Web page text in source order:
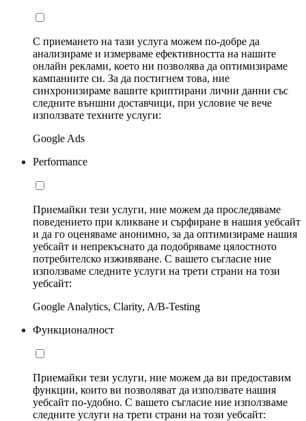
С приемането на тази услуга можем по-добре да
анализираме и измерваме ефективността на нашите
онлайн реклами, което ни позволява да оптимизираме
кампаниите си. За да постигнем това, ние
синхронизираме вашите криптирани лични данни със
следните външни доставчици, при условие че вече
използвате техните услуги:
Google Ads
Performance
Приемайки тези услуги, ние можем да проследяваме
поведението при кликване и сърфиране в нашия уебсайт
и да го оценяваме анонимно, за да оптимизираме нашия
уебсайт и непрекъснато да подобряваме цялостното
потребителско изживяване. С вашето съгласие ние
използваме следните услуги на трети страни на този
уебсайт:
Google Analytics, Clarity, A/B-Testing
Функционалност
Приемайки тези услуги, ние можем да ви предоставим
функции, които ви позволяват да използвате нашия
уебсайт по-удобно. С вашето съгласие ние използваме
следните услуги на трети страни на този уебсайт: